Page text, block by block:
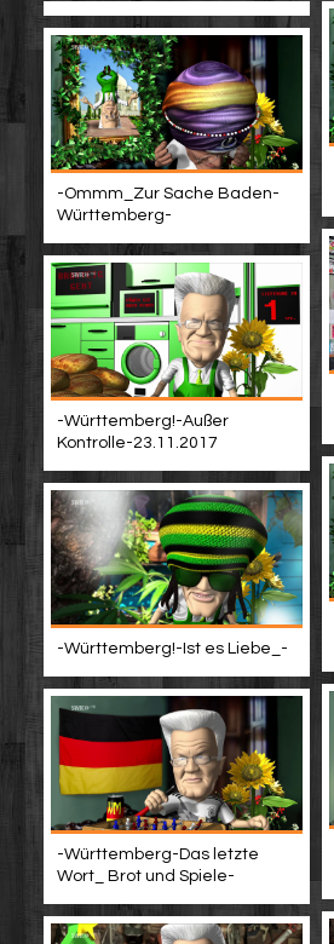
-Ommm_Zur Sache Baden-
Württemberg-
-Württemberg!-Außer
Kontrolle-23.11.2017
-Württemberg!-Ist es Liebe_-
-Württemberg-Das letzte
Wort_ Brot und Spiele-